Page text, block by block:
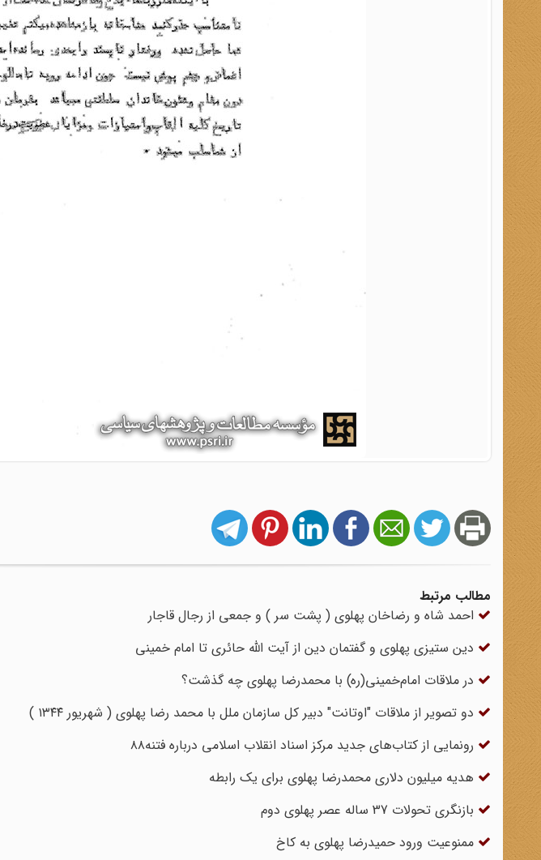
مطالب مرتبط
احمد شاه و رضاخان پهلوی ( پشت سر ) و جمعی از رجال قاجار
دین‎ ستیزی پهلوی و گفتمان دین از آیت ‎الله حائری تا امام خمینی
در ملاقات اما‌م‌خمینی(ره) با محمدرضا پهلوی چه گذشت؟
دو تصویر از ملاقات "اوتانت" دبیر کل سازمان ملل با محمد رضا پهلوی ( شهریور ۱۳۴۴ )
رونمایی از کتاب‌های جدید مرکز اسناد انقلاب اسلامی درباره فتنه۸۸
هدیه میلیون دلاری محمدرضا پهلوی برای یک رابطه
بازنگری تحولات 37 ساله عصر پهلوی دوم
ممنوعیت ورود حمیدرضا پهلوی به کاخ